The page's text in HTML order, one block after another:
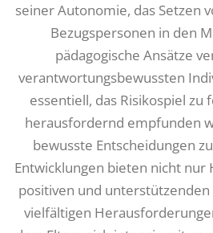
seiner Autonomie, das Setzen
Bezugspersonen in den
pädagogische Ansätze
verantwortungsbewussten
essentiell, das Risikospiel
herausfordernd empfunden
bewusste Entscheidungen
Entwicklungen bieten nicht nur
positiven und
vielfältigen